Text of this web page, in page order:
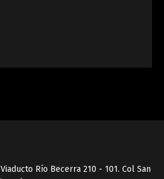
Río Becerra 210 - 101. Col San